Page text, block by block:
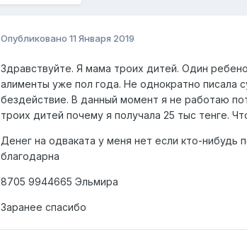
Опубликовано 11 Января 2019
Здравствуйте. Я мама троих дитей. Один
алименты уже пол года. Не однократно писала
бездействие. В данный момент я не работаю
троих дитей почему я получала 25 тыс тенге.
Денег на одваката у меня нет если кто-
благодарна
8705 9944665 Эльмира
Заранее спасибо